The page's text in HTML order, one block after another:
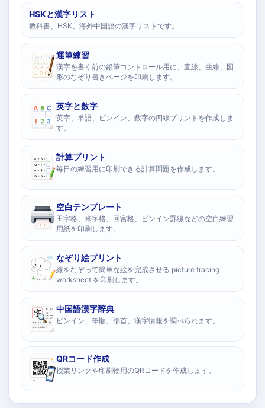
HSKと漢字リスト
教科書、HSK、海外中国語の漢字リストです。
運筆練習
漢字を書く前の鉛筆コントロール用に、直線、曲線、図
形のなぞり書きページを印刷します。
英字と数字
英字、単語、ピンイン、数字の四線プリントを作成しま
す。
計算プリント
毎日の練習用に印刷できる計算問題を作成します。
空白テンプレート
田字格、米字格、回宮格、ピンイン罫線などの空白練習
用紙を印刷します。
なぞり絵プリント
線をなぞって簡単な絵を完成させる picture tracing
worksheet を印刷します。
中国語漢字辞典
ピンイン、筆順、部首、漢字情報を調べられます。
QRコード作成
授業リンクや印刷物用のQRコードを作成します。